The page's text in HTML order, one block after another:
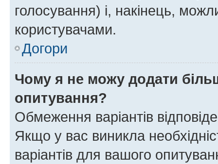
голосування) і, накінець,
користувачами.
Догори
Чому я не можу додати
опитування?
Обмеження варіантів
Якщо у вас виникла
варіантів для вашого